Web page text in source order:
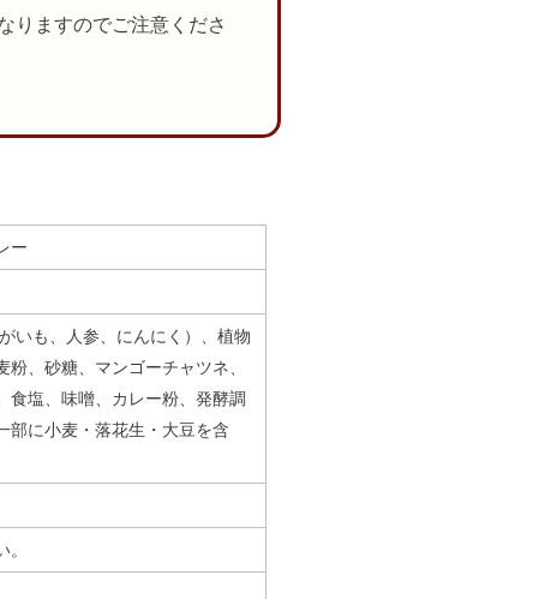
りますのでご注意くださ
ー
いも、人参、にんにく）、植物
、砂糖、マンゴーチャツネ、
食塩、味噌、カレー粉、発酵調
部に小麦・落花生・大豆を含